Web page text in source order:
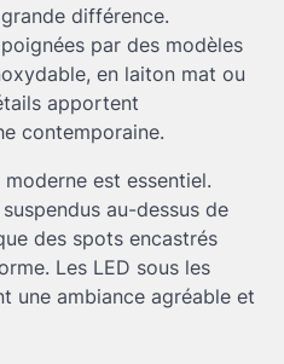
différence.
par des modèles
en laiton mat ou
apportent
contemporaine.
est essentiel.
au-dessus de
des spots encastrés
Les LED sous les
une ambiance agréable et